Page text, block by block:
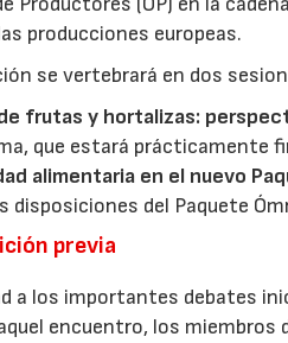
producciones europeas.
se vertebrará en dos
frutas y hortalizas:
que estará prácticamente
alimentaria en el nuevo
del Paquete
previa
a los importantes debates
encuentro, los miembros